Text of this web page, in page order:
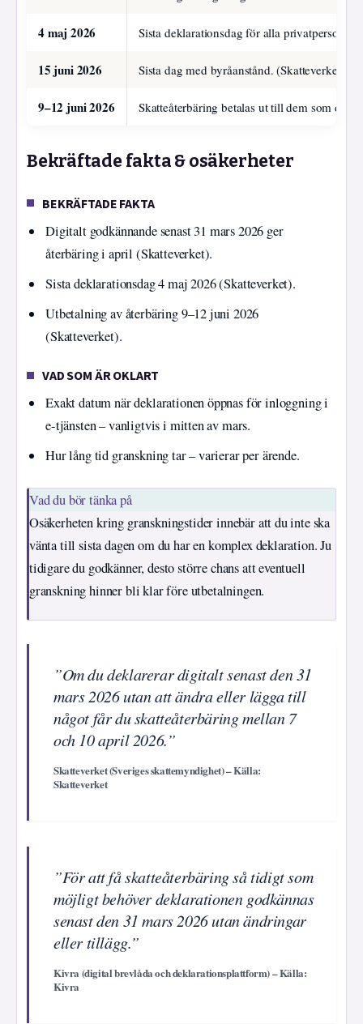
4 maj 2026 Sista deklarationsdag för alla privatpersoner
15 juni 2026 Sista dag med byråanstånd. (Skatteverket)
9–12 juni 2026 Skatteåterbäring betalas ut till dem som
Bekräftade fakta & osäkerheter
BEKRÄFTADE FAKTA
Digitalt godkännande senast 31 mars 2026 ger
återbäring i april (Skatteverket).
Sista deklarationsdag 4 maj 2026 (Skatteverket).
Utbetalning av återbäring 9–12 juni 2026
(Skatteverket).
VAD SOM ÄR OKLART
Exakt datum när deklarationen öppnas för inloggning i
e-tjänsten – vanligtvis i mitten av mars.
Hur lång tid granskning tar – varierar per ärende.
Vad du bör tänka på
Osäkerheten kring granskningstider innebär att du inte ska
vänta till sista dagen om du har en komplex deklaration. Ju
tidigare du godkänner, desto större chans att eventuell
granskning hinner bli klar före utbetalningen.
”Om du deklarerar digitalt senast den 31
mars 2026 utan att ändra eller lägga till
något får du skatteåterbäring mellan 7
och 10 april 2026.”
Skatteverket (Sveriges skattemyndighet) – Källa:
Skatteverket
”För att få skatteåterbäring så tidigt som
möjligt behöver deklarationen godkännas
senast den 31 mars 2026 utan ändringar
eller tillägg.”
Kivra (digital brevlåda och deklarationsplattform) – Källa:
Kivra